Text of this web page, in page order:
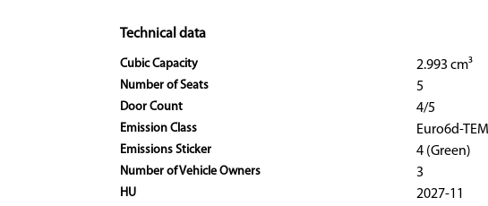
Technical data
Cubic Capacity 2.993 cm³
Number of Seats 5
Door Count 4/5
Emission Class Euro6d-
Emissions Sticker 4 (Green)
Number of Vehicle Owners 3
HU 2027-11